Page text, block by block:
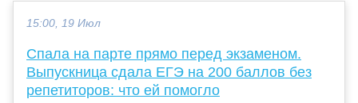
15:00, 19 Июл
Спала на парте прямо перед экзаменом.
Выпускница сдала ЕГЭ на 200 баллов без
репетиторов: что ей помогло